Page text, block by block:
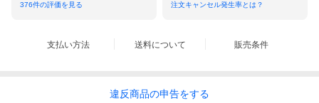
376件の評価を見る 注文キャンセル発生率とは？
支払い方法 送料について 販売条件
違反商品の申告をする